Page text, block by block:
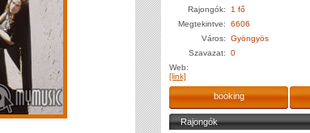
Rajongók:
1 fő
Megtekintve:
6606
Város:
Gyöngyös
Szavazat:
0
Web:
[link]
booking
Rajongók